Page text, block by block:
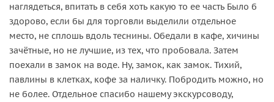
наглядеться, впитать в себя хоть какую то ее часть Было б
здорово, если бы для торговли выделили отдельное
место, не сплошь вдоль теснины. Обедали в кафе, хичины
зачётные, но не лучшие, из тех, что пробовала. Затем
поехали в замок на воде. Ну, замок, как замок. Тихий,
павлины в клетках, кофе за наличку. Побродить можно, но
не более. Отдельное спасибо нашему экскурсоводу,